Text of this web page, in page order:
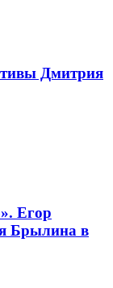
Дмитрия
Егор
Брылина в